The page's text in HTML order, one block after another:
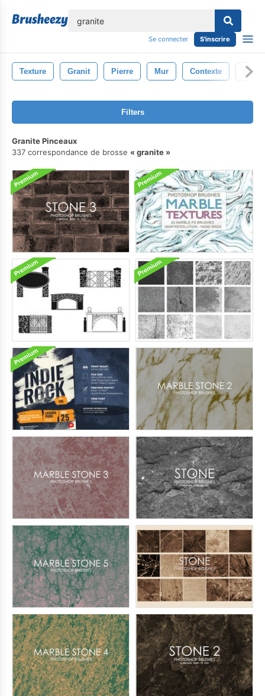
Se connecter S'inscrire
Texture Granit Pierre Mur Contexte Gris
Filters
Granite Pinceaux
337 correspondance de brosse
granite